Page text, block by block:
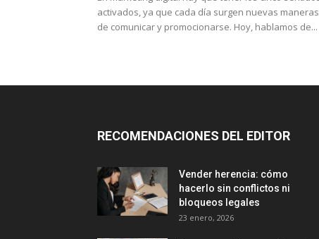
activados, ya que cada día surgen nuevas maneras
de comunicar y promocionarse. Hoy, hablamos de...
RECOMENDACIONES DEL EDITOR
Vender herencia: cómo
hacerlo sin conflictos ni
bloqueos legales
23 enero, 2026